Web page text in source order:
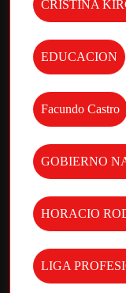
CRISTINA
EDUCACION
Facundo Castro
GOBIERNO
HORACIO
LIGA